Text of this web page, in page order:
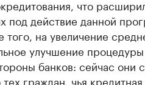
что
под действие данной
на увеличение
улучшение
банков: сейчас они
граждан, чья